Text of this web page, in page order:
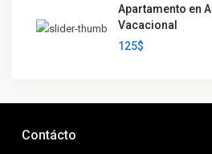
Apartamento en
Vacacional
125$
Contácto